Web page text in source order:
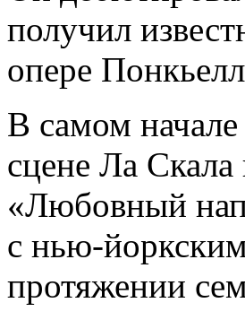
получил
опере
В самом
сцене Ла
«Любовный
с нью-
протяжении